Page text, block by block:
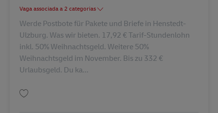
Vaga associada a 2 categorias
Werde Postbote für Pakete und Briefe in Henstedt-
Ulzburg. Was wir bieten. 17,92 € Tarif-Stundenlohn
inkl. 50% Weihnachtsgeld. Weitere 50%
Weihnachtsgeld im November. Bis zu 332 €
Urlaubsgeld. Du ka...